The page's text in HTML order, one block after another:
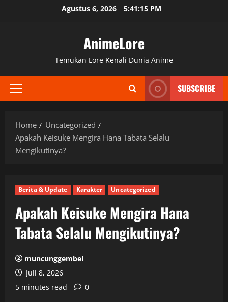
Agustus 6, 2026 5:41:16 PM
AnimeLore
Temukan Lore Kenali Dunia Anime
Primary
SUBSCRIBE
Home
Uncategorized
Apakah Keisuke Mengira Hana Tabata Selalu
Mengikutinya?
Berita & Update Karakter Uncategorized
Apakah Keisuke Mengira Hana
Tabata Selalu Mengikutinya?
muncunggembel
Juli 8, 2026
5 minutes read
0